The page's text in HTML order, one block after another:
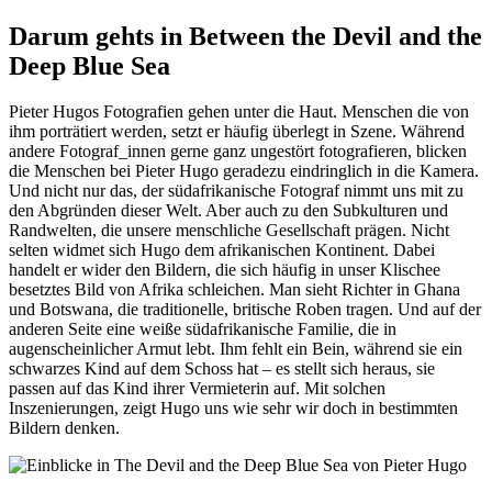
Darum gehts in Between the Devil and the
Deep Blue Sea
Pieter Hugos Fotografien gehen unter die Haut. Menschen die von
ihm porträtiert werden, setzt er häufig überlegt in Szene. Während
andere Fotograf_innen gerne ganz ungestört fotografieren, blicken
die Menschen bei Pieter Hugo geradezu eindringlich in die Kamera.
Und nicht nur das, der südafrikanische Fotograf nimmt uns mit zu
den Abgründen dieser Welt. Aber auch zu den Subkulturen und
Randwelten, die unsere menschliche Gesellschaft prägen. Nicht
selten widmet sich Hugo dem afrikanischen Kontinent. Dabei
handelt er wider den Bildern, die sich häufig in unser Klischee
besetztes Bild von Afrika schleichen. Man sieht Richter in Ghana
und Botswana, die traditionelle, britische Roben tragen. Und auf der
anderen Seite eine weiße südafrikanische Familie, die in
augenscheinlicher Armut lebt. Ihm fehlt ein Bein, während sie ein
schwarzes Kind auf dem Schoss hat – es stellt sich heraus, sie
passen auf das Kind ihrer Vermieterin auf. Mit solchen
Inszenierungen, zeigt Hugo uns wie sehr wir doch in bestimmten
Bildern denken.